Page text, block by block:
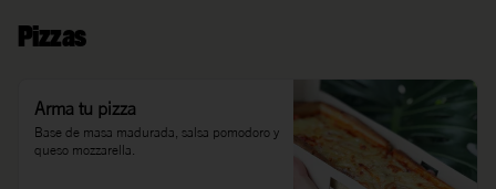
Pizzas
Arma tu pizza
Base de masa madurada, salsa pomodoro y
queso mozzarella.